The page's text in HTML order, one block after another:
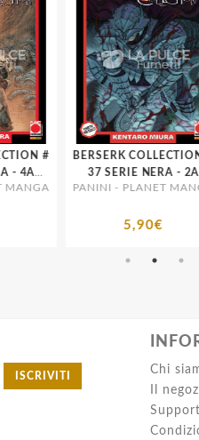
#
- 4A
BERSERK COLLECTION
37 SERIE NERA - 2A
RISTAMPA
PANINI - PLANET
5,90€
ISCRIVITI
Chi
Il